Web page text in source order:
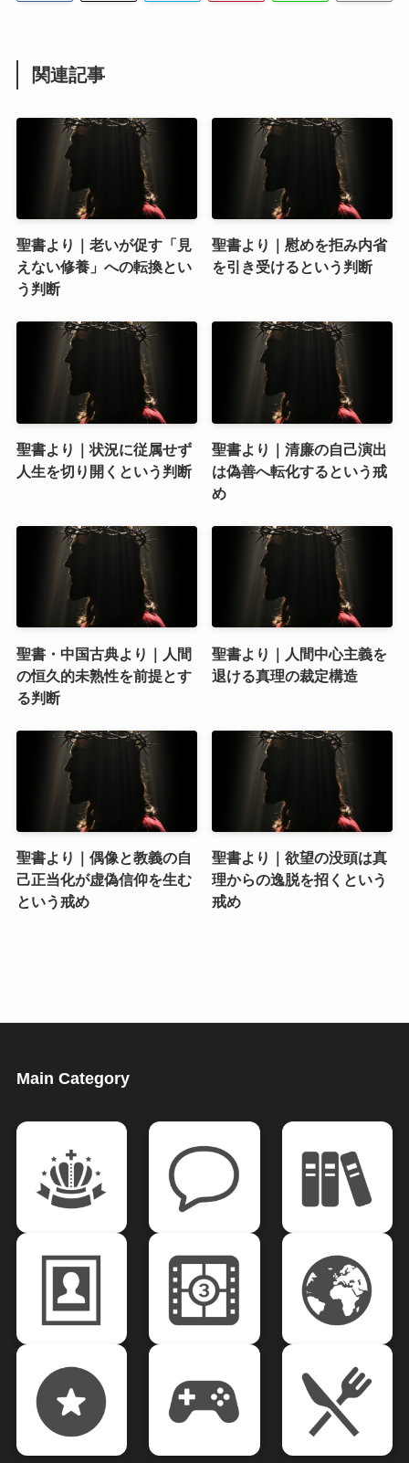
関連記事
聖書より｜老いが促す「見
えない修養」への転換とい
う判断
聖書より｜慰めを拒み内省
を引き受けるという判断
聖書より｜状況に従属せず
人生を切り開くという判断
聖書より｜清廉の自己演出
は偽善へ転化するという戒
め
聖書・中国古典より｜人間
の恒久的未熟性を前提とす
る判断
聖書より｜人間中心主義を
退ける真理の裁定構造
聖書より｜偶像と教義の自
己正当化が虚偽信仰を生む
という戒め
聖書より｜欲望の没頭は真
理からの逸脱を招くという
戒め
Main Category